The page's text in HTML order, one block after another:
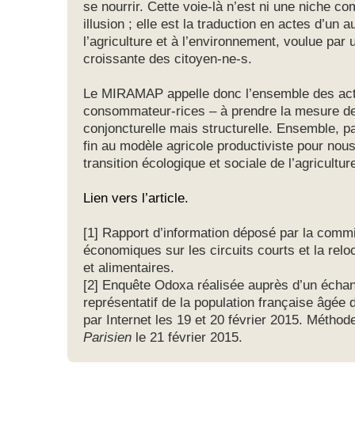
se nourrir. Cette voie-là n’est ni une niche
illusion ; elle est la traduction en actes d’un
l’agriculture et à l’environnement, voulue par
croissante des citoyen-ne-s.
Le MIRAMAP appelle donc l’ensemble des
consommateur-rices – à prendre la mesure
conjoncturelle mais structurelle. Ensemble,
fin au modèle agricole productiviste pour
transition écologique et sociale de
Lien vers l’article.
[1] Rapport d’information déposé par la
économiques sur les circuits courts et la
et alimentaires.
[2] Enquête Odoxa réalisée auprès d’un
représentatif de la population française âgée
par Internet les 19 et 20 février 2015.
Parisien le 21 février 2015.